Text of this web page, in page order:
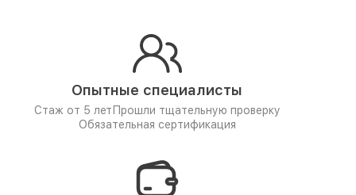
Опытные специалисты
Стаж от 5 лет Прошли тщательную проверку
Обязательная сертификация